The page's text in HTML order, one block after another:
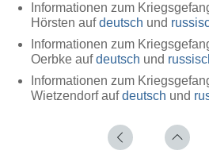
Informationen zum
Hörsten aufdeutsch und
Informationen zum
Oerbke aufdeutsch und
Informationen zum
Wietzendorf aufdeutsch und